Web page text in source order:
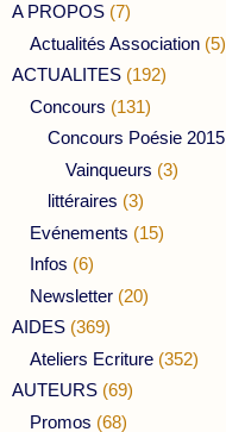
A PROPOS (7)
Actualités Association (5)
ACTUALITES (192)
Concours (131)
Concours Poésie 2015
Vainqueurs (3)
littéraires (3)
Evénements (15)
Infos (6)
Newsletter (20)
AIDES (369)
Ateliers Ecriture (352)
AUTEURS (69)
Promos (68)